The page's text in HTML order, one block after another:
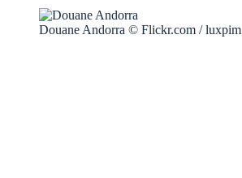
Douane Andorra © Flickr.com / luxpim